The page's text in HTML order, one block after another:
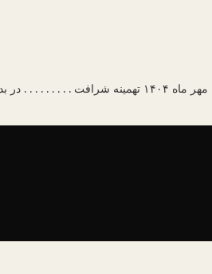
گشودگی هستی یاداشتی بر نمایش مجموعه ی عکس های درپس